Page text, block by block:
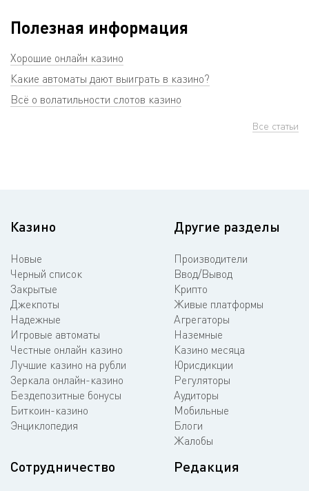
Полезная информация
Хорошие онлайн казино
Какие автоматы дают выиграть в казино?
Всё о волатильности слотов казино
Все статьи
Казино
Новые
Черный список
Закрытые
Джекпоты
Надежные
Игровые автоматы
Честные онлайн казино
Лучшие казино на рубли
Зеркала онлайн-казино
Бездепозитные бонусы
Биткоин-казино
Энциклопедия
Другие разделы
Производители
Ввод/Вывод
Крипто
Живые платформы
Агрегаторы
Наземные
Казино месяца
Юрисдикции
Регуляторы
Аудиторы
Мобильные
Блоги
Жалобы
Сотрудничество Редакция